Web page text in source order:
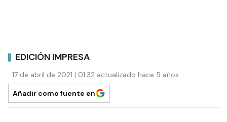
EDICIÓN IMPRESA
17 de abril de 2021 | 01:32 actualizado hace 5 años
Añadir como fuente en